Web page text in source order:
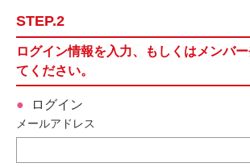
STEP.2
ログイン情報を入力、もしくはメンバ
てください。
ログイン
メールアドレス